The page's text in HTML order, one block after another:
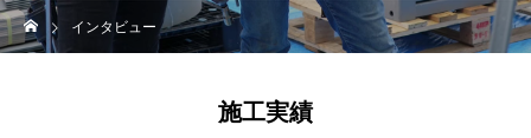
インタビュー
施工実績